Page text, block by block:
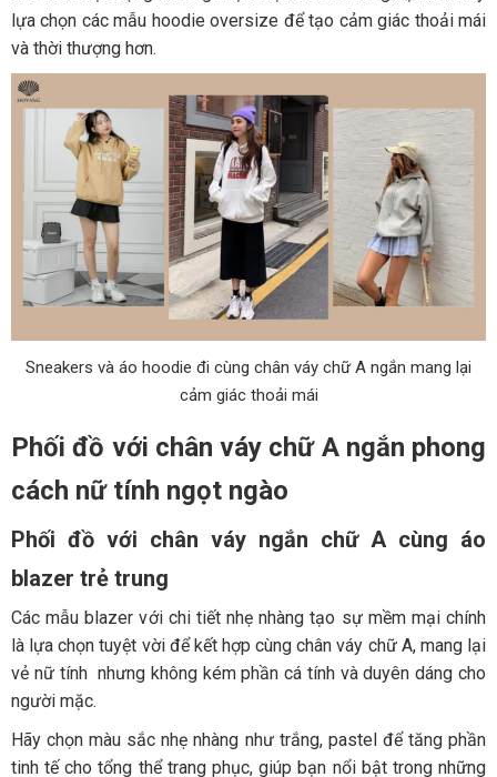
lựa chọn các mẫu hoodie oversize để tạo cảm giác thoải mái
và thời thượng hơn.
Sneakers và áo hoodie đi cùng chân váy chữ A ngắn mang lại
cảm giác thoải mái
Phối đồ với chân váy chữ A ngắn phong
cách nữ tính ngọt ngào
Phối đồ với chân váy ngắn chữ A cùng áo
blazer trẻ trung
Các mẫu blazer với chi tiết nhẹ nhàng tạo sự mềm mại chính
là lựa chọn tuyệt vời để kết hợp cùng chân váy chữ A, mang lại
vẻ nữ tính nhưng không kém phần cá tính và duyên dáng cho
người mặc.
Hãy chọn màu sắc nhẹ nhàng như trắng, pastel để tăng phần
tinh tế cho tổng thể trang phục, giúp bạn nổi bật trong những